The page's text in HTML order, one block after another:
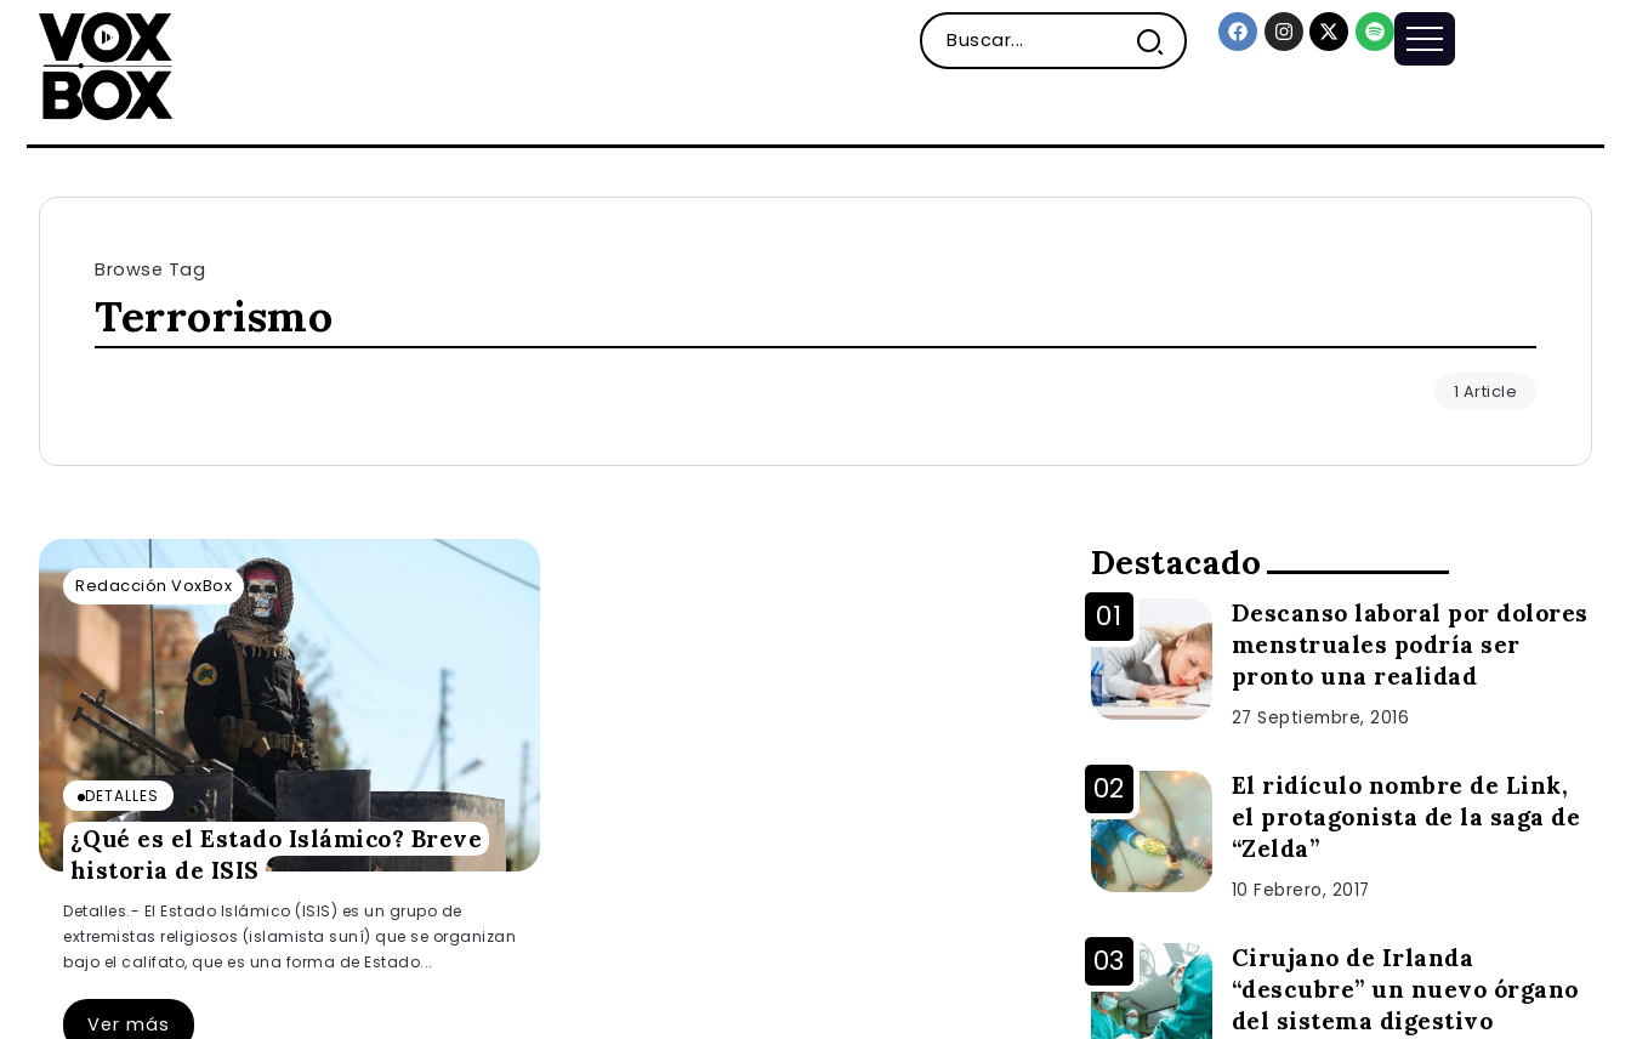
Browse Tag
Terrorismo
1 Article
Redacción VoxBox
DETALLES
¿Qué es el Estado Islámico? Breve
historia de ISIS
Detalles.- El Estado Islámico (ISIS) es un grupo de
extremistas religiosos (islamista suní) que se organizan
bajo el califato, que es una forma de Estado...
Ver más
Destacado
Descanso laboral por dolores
menstruales podría ser
pronto una realidad
27 Septiembre, 2016
El ridículo nombre de Link,
el protagonista de la saga de
“Zelda”
10 Febrero, 2017
Cirujano de Irlanda
“descubre” un nuevo órgano
del sistema digestivo